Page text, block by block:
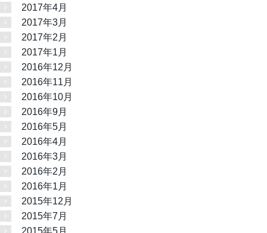
2017年4月
2017年3月
2017年2月
2017年1月
2016年12月
2016年11月
2016年10月
2016年9月
2016年5月
2016年4月
2016年3月
2016年2月
2016年1月
2015年12月
2015年7月
2015年5月